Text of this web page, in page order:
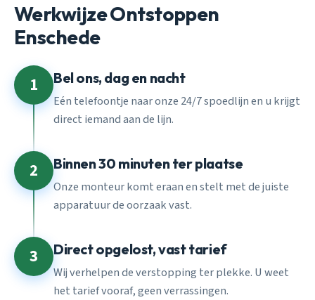
Werkwijze Ontstoppen
Enschede
1 Bel ons, dag en nacht
Eén telefoontje naar onze 24/7 spoedlijn en u krijgt
direct iemand aan de lijn.
2 Binnen 30 minuten ter plaatse
Onze monteur komt eraan en stelt met de juiste
apparatuur de oorzaak vast.
3 Direct opgelost, vast tarief
Wij verhelpen de verstopping ter plekke. U weet
het tarief vooraf, geen verrassingen.